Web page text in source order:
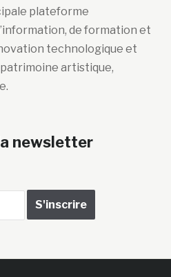
plateforme
de formation et
technologique et
artistique,
newsletter